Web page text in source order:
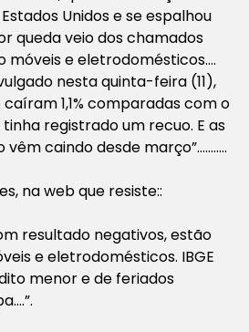
Unidos e se espalhou
queda veio dos chamados
móveis e eletrodomésticos….
nesta quinta-feira (11),
1,1% comparadas com o
registrado um recuo. E as
vêm caindo desde março”………..
na web que resiste::
resultado negativos, estão
e eletrodomésticos. IBGE
menor e de feriados